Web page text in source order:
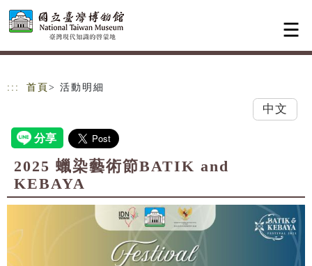
跳到主要內容
網站導覽
::: 首頁 > 活動明細
中文
2025 蠟染藝術節BATIK and
KEBAYA